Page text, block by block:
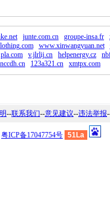
junte.com.cn groupe-insa.fr
www.xinwangyuan.net
v.jlrlij.cn helpenergy.cz
123a321.cn xmtpx.com
--联系我们--意见建议--违法举报
粤ICP备17047754号 51La